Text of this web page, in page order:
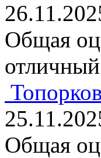
Общая
Общая